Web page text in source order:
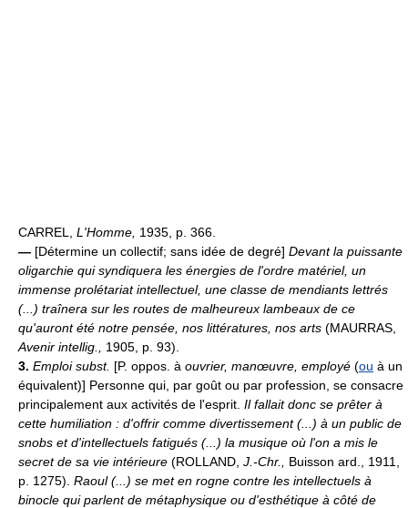
CARREL, L'Homme, 1935, p. 366.
— [Détermine un collectif; sans idée de degré] Devant la puissante
oligarchie qui syndiquera les énergies de l'ordre matériel, un
immense prolétariat intellectuel, une classe de mendiants lettrés
(...) traînera sur les routes de malheureux lambeaux de ce
qu'auront été notre pensée, nos littératures, nos arts (MAURRAS,
Avenir intellig., 1905, p. 93).
3. Emploi subst. [P. oppos. à ouvrier, manœuvre, employé (ou à un
équivalent)] Personne qui, par goût ou par profession, se consacre
principalement aux activités de l'esprit. Il fallait donc se prêter à
cette humiliation : d'offrir comme divertissement (...) à un public de
snobs et d'intellectuels fatigués (...) la musique où l'on a mis le
secret de sa vie intérieure (ROLLAND, J.-Chr., Buisson ard., 1911,
p. 1275). Raoul (...) se met en rogne contre les intellectuels à
binocle qui parlent de métaphysique ou d'esthétique à côté de